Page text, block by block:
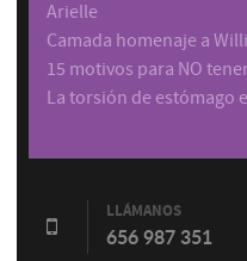
Arielle
Camada homenaje a
15 motivos para NO
La torsión de estómago
LLÁMANOS
656 987 351